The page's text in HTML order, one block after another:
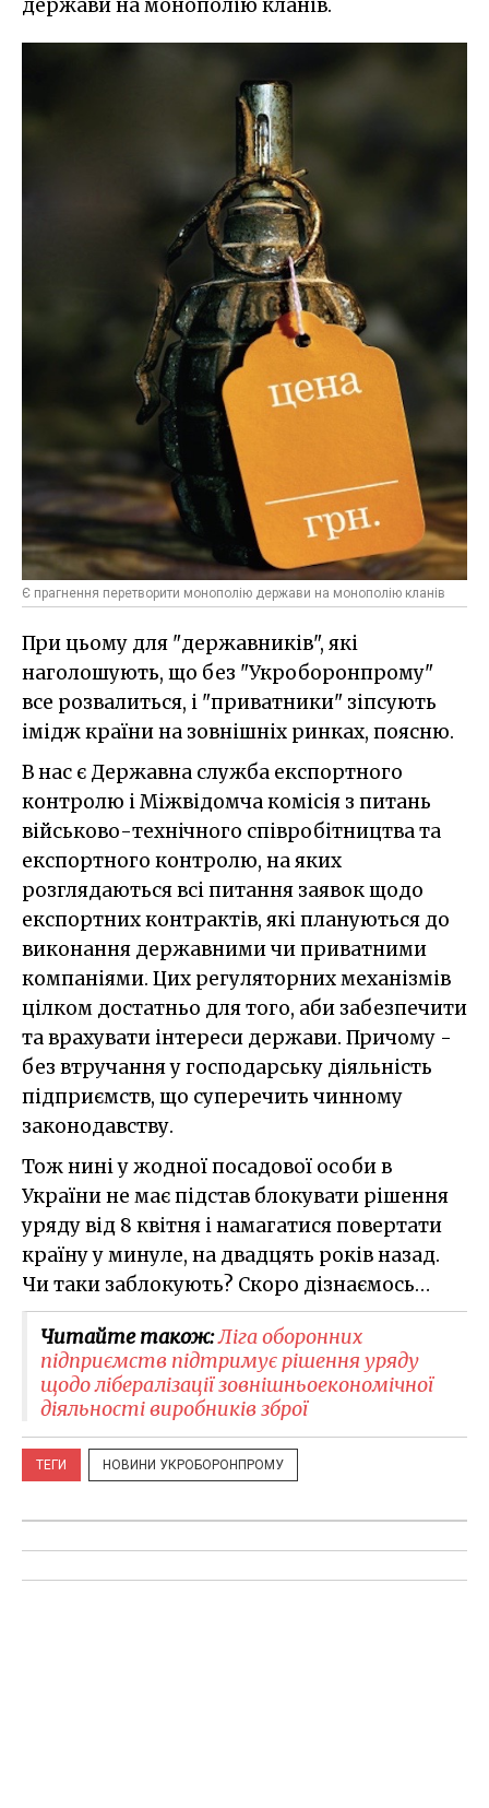
держави на монополію кланів.
Є прагнення перетворити монополію держави на монополію кланів
При цьому для "державників", які
наголошують, що без "Укроборонпрому"
все розвалиться, і "приватники" зіпсують
імідж країни на зовнішніх ринках, поясню.
В нас є Державна служба експортного
контролю і Міжвідомча комісія з питань
військово-технічного співробітництва та
експортного контролю, на яких
розглядаються всі питання заявок щодо
експортних контрактів, які плануються до
виконання державними чи приватними
компаніями. Цих регуляторних механізмів
цілком достатньо для того, аби забезпечити
та врахувати інтереси держави. Причому -
без втручання у господарську діяльність
підприємств, що суперечить чинному
законодавству.
Тож нині у жодної посадової особи в
України не має підстав блокувати рішення
уряду від 8 квітня і намагатися повертати
країну у минуле, на двадцять років назад.
Чи таки заблокують? Скоро дізнаємось…
Читайте також:Ліга оборонних
підприємств підтримує рішення уряду
щодо лібералізації зовнішньоекономічної
діяльності виробників зброї
ТЕГИ НОВИНИ УКРОБОРОНПРОМУ